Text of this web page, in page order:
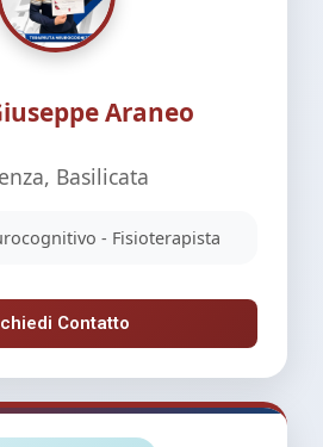
Araneo
Basilicata
- Fisioterapista
Contatto